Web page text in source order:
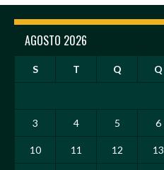
AGOSTO 2026
S T Q Q
3 4 5 6
10 11 12 13